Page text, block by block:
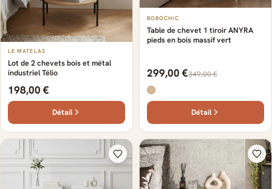
LE MATELAS
Lot de 2 chevets bois et métal
industriel Télio
198,00 €
Détail
BOBOCHIC
Table de chevet 1 tiroir ANYRA
pieds en bois massif vert
299,00 €349,00 €
Détail